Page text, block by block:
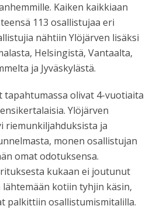
Kaiken kaikkiaan
113 osallistujaa eri
nähtiin Ylöjärven lisäksi
Helsingistä, Vantaalta,
ja Jyväskylästä.
olivat 4-vuotiaita
Ylöjärven
riemunkiljahduksista ja
monen osallistujan
omat odotuksensa.
kukaan ei joutunut
kotiin tyhjin käsin,
palkittiin osallistumismitalilla.